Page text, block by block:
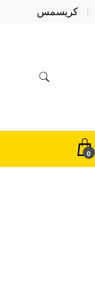
کریسمس
0